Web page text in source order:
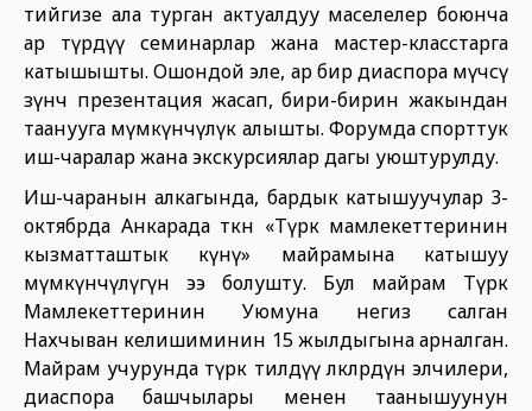
тийгизе ала турган актуалдуу маселелер боюнча
ар түрдүү семинарлар жана мастер-класстарга
катышышты. Ошондой эле, ар бир диаспора мүчөсү
өзүнчө презентация жасап, бири-бирин жакындан
таанууга мүмкүнчүлүк алышты. Форумда спорттук
иш-чаралар жана экскурсиялар дагы уюштурулду.
Иш-чаранын алкагында, бардык катышуучулар 3-
октябрда Анкарада өткөн «Түрк мамлекеттеринин
кызматташтык күнү» майрамына катышуу
мүмкүнчүлүгүнө ээ болушту. Бул майрам Түрк
Мамлекеттеринин Уюмуна негиз салган
Нахчыван келишиминин 15 жылдыгына арналган.
Майрам учурунда түрк тилдүү өлкөлөрдүн элчилери,
диаспора башчылары менен таанышуунун